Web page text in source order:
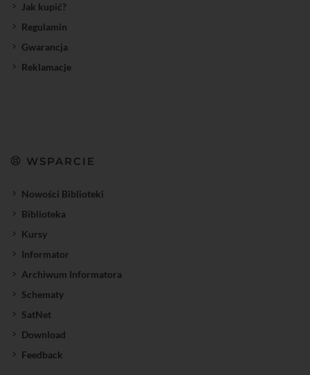
Jak kupić?
Regulamin
Gwarancja
Reklamacje
WSPARCIE
Nowości Biblioteki
Biblioteka
Kursy
Informator
Archiwum Informatora
Schematy
SatNet
Download
Feedback